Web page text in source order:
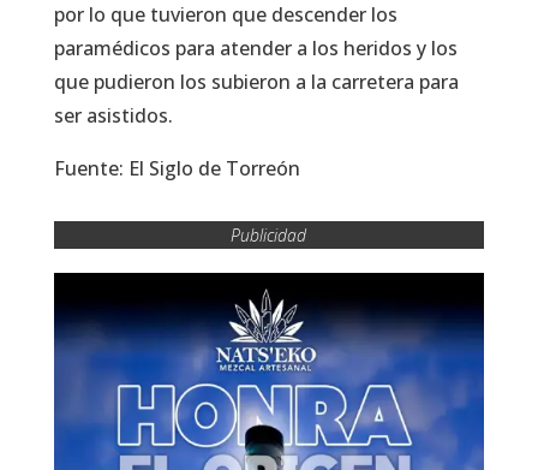
por lo que tuvieron que descender los
paramédicos para atender a los heridos y los
que pudieron los subieron a la carretera para
ser asistidos.
Fuente: El Siglo de Torreón
Publicidad